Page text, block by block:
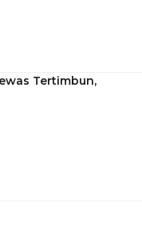
Tertimbun,